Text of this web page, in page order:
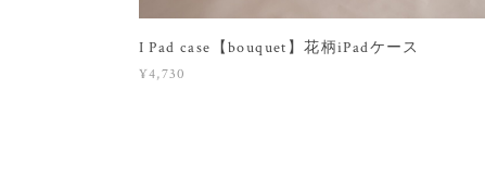
I Pad case【bouquet】花柄iPadケース
¥4,730